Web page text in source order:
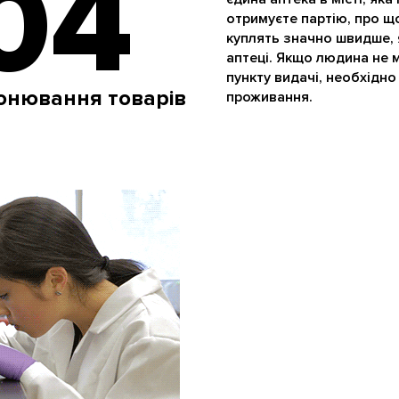
товарів
отримуєте партію, про
куплять значно швидше,
аптеці. Якщо людина не
пункту видачі,
проживання.